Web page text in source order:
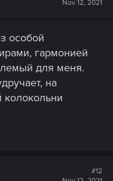
Nov 12, 2021
особой
гармонией
для меня.
на
колокольни
#12